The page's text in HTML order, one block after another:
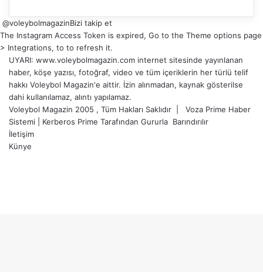
@voleybolmagazinBizi takip et
The Instagram Access Token is expired, Go to the Theme options page
> Integrations, to to refresh it.
UYARI: www.voleybolmagazin.com internet sitesinde yayınlanan
haber, köşe yazısı, fotoğraf, video ve tüm içeriklerin her türlü telif
hakkı Voleybol Magazin'e aittir. İzin alınmadan, kaynak gösterilse
dahi kullanılamaz, alıntı yapılamaz.
Voleybol Magazin 2005 , Tüm Hakları Saklıdır | Voza Prime Haber
Sistemi
Kerberos Prime Tarafından Gururla Barındırılır
İletişim
Künye